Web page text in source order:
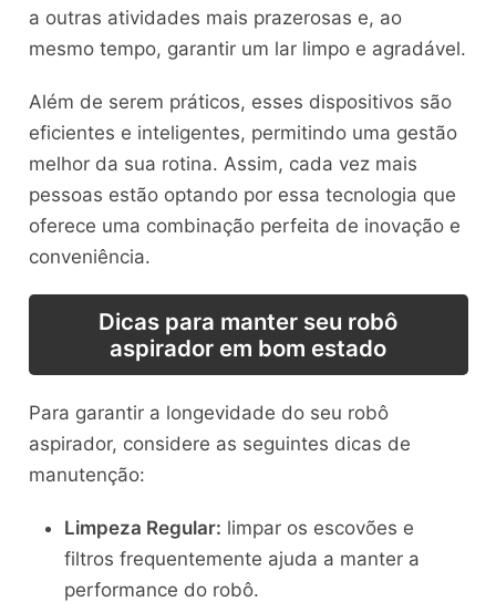
a outras atividades mais prazerosas e, ao
mesmo tempo, garantir um lar limpo e agradável.
Além de serem práticos, esses dispositivos são
eficientes e inteligentes, permitindo uma gestão
melhor da sua rotina. Assim, cada vez mais
pessoas estão optando por essa tecnologia que
oferece uma combinação perfeita de inovação e
conveniência.
Dicas para manter seu robô
aspirador em bom estado
Para garantir a longevidade do seu robô
aspirador, considere as seguintes dicas de
manutenção:
Limpeza Regular: limpar os escovões e
filtros frequentemente ajuda a manter a
performance do robô.